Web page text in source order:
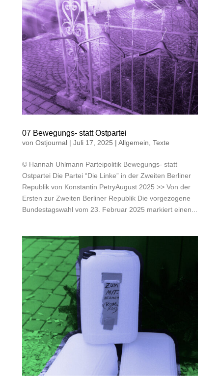
07 Bewegungs- statt Ostpartei
von Ostjournal| Juli 17, 2025 | Allgemein Texte
© Hannah Uhlmann Parteipolitik Bewegungs- statt
Ostpartei Die Partei “Die Linke” in der Zweiten Berliner
Republik von Konstantin PetryAugust 2025 >> Von der
Ersten zur Zweiten Berliner Republik Die vorgezogene
Bundestagswahl vom 23. Februar 2025 markiert einen...